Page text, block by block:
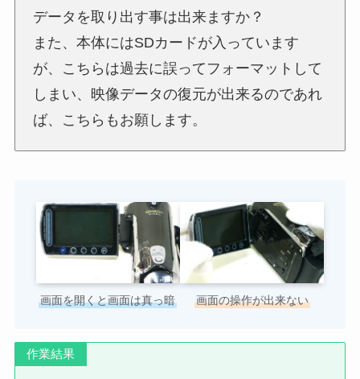
データを取り出す事は出来ますか？
また、本体にはSDカードが入っています
が、こちらは過去に誤ってフォーマットして
しまい、映像データの復元が出来るのであれ
ば、こちらもお願します。
画面を開くと画面は真っ暗 画面の操作が出来ない
作業結果